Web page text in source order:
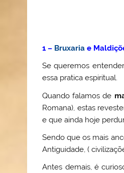
1 – Bruxaria e
Se queremos
essa pratica espiritual.
Quando falamos de
Romana), estas
e que ainda hoje
Sendo que os mais
Antiguidade, (
Antes demais, é